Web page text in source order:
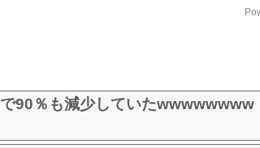
90％も減少していたwwwwwwww